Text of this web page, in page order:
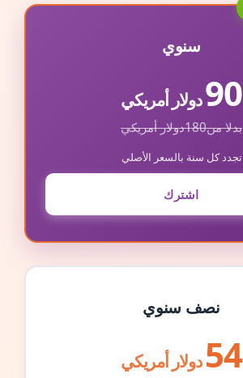
سنوي
90دولار أمريكي
بدلا من180دولار أمريكي
تجدد كل سنة بالسعر الأصلي
اشترك
نصف سنوي
54 دولار أمريكي